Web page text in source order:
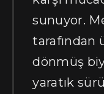
sunuyor.
tarafından
dönmüş
yaratık